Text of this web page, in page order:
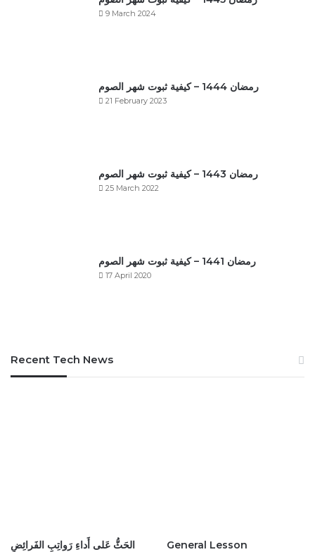
9 March 2024
رمضان 1444 – كيفية ثبوت شهر الصوم
21 February 2023
رمضان 1443 – كيفية ثبوت شهر الصوم
25 March 2022
رمضان 1441 – كيفية ثبوت شهر الصوم
17 April 2020
Recent Tech News
الحَثُّ عَلى أَداءِ رَواتِبِ الفَرائِضِ
General Lesson